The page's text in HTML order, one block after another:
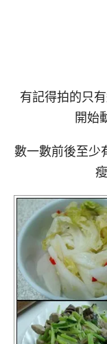
有記得拍的只
開始
數一數前後至少